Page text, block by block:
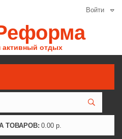
Войти
отдых
ТОВАРОВ: 0.00 р.